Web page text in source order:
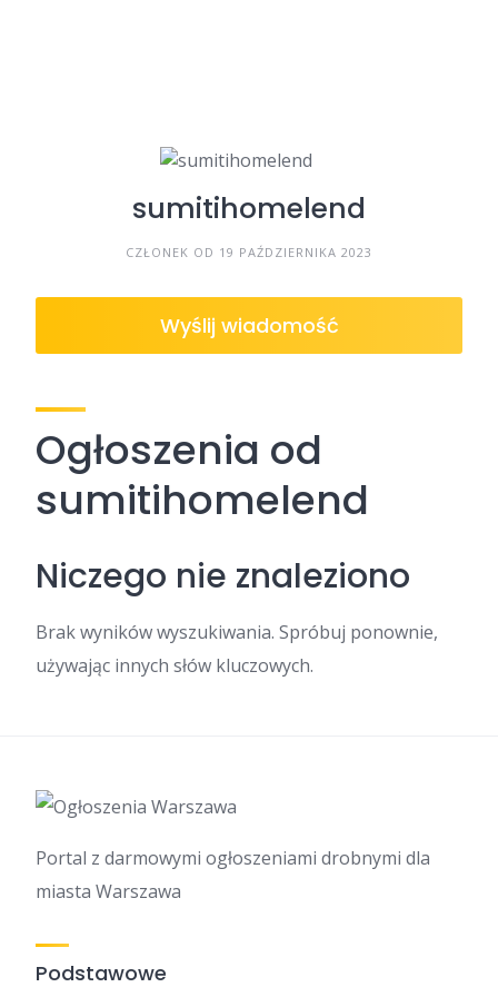
sumitihomelend
CZŁONEK OD 19 PAŹDZIERNIKA 2023
Wyślij wiadomość
Ogłoszenia od
sumitihomelend
Niczego nie znaleziono
Brak wyników wyszukiwania. Spróbuj ponownie,
używając innych słów kluczowych.
Portal z darmowymi ogłoszeniami drobnymi dla
miasta Warszawa
Podstawowe